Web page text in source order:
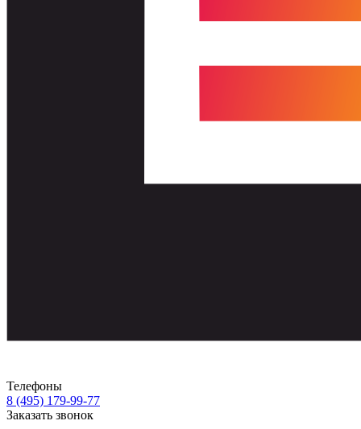
Телефоны
8 (495) 179-99-77
Заказать звонок